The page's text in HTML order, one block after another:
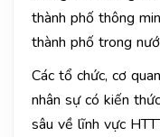
thành phố thông
thành phố trong
Các tổ chức, cơ
nhân sự có kiến
sâu về lĩnh vực